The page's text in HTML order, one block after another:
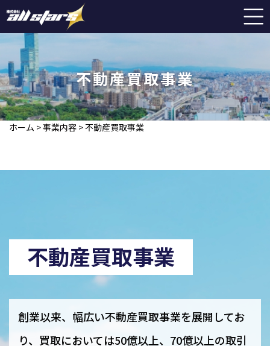
不動産買取事業
ホーム >事業内容 >不動産買取事業
不動産買取事業
創業以来、幅広い不動産買取事業を展開してお
り、買取においては50億以上、70億以上の取引